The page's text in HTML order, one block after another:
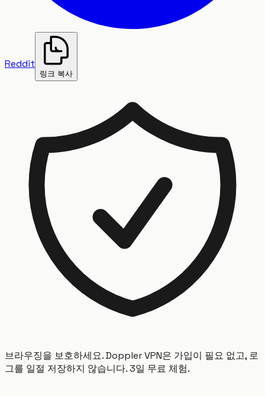
Reddit
링크 복사
브라우징을 보호하세요. Doppler VPN은 가입이 필요 없고, 로
그를 일절 저장하지 않습니다. 3일 무료 체험.